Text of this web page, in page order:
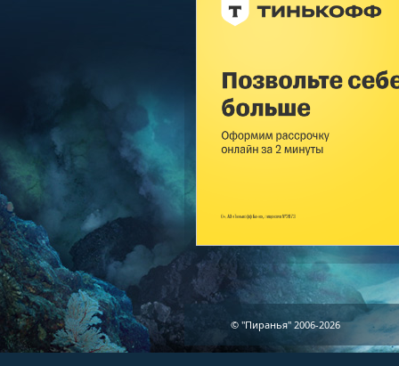
© "Пиранья" 2006-2026